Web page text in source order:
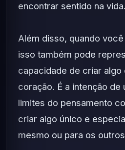
encontrar sentido na vida.
Além disso, quando
isso também pode
capacidade de criar algo
coração. É a intenção de
limites do pensamento
criar algo único e
mesmo ou para os